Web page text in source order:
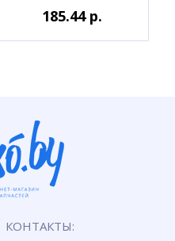
185.44 р.
КОНТАКТЫ: